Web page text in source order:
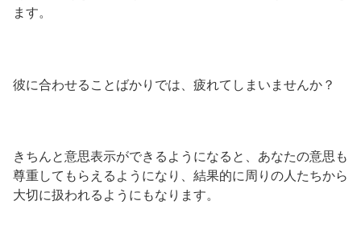
ます。
彼に合わせることばかりでは、疲れてしまいませんか？
きちんと意思表示ができるようになると、あなたの意思も
尊重してもらえるようになり、結果的に周りの人たちから
大切に扱われるようにもなります。